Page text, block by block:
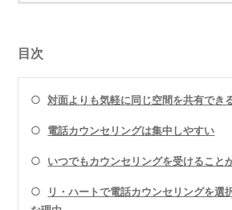
目次
○対面よりも気軽に同じ空間を共有でき
○ 電話カウンセリングは集中しやすい
○ いつでもカウンセリングを受けること
○
リ・ハートで電話カウンセリングを選